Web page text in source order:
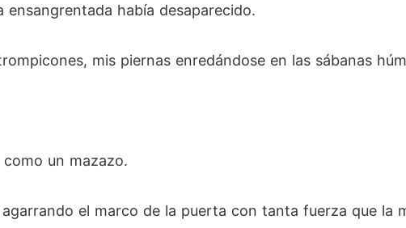
ensangrentada había desaparecido.
mis piernas enredándose en las sábanas
un mazazo.
agarrando el marco de la puerta con tanta fuerza que la